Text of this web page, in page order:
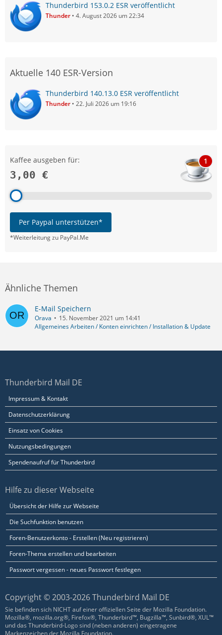
Thunderbird 153.0.2 ESR veröffentlicht
Thunder 4. August 2026 um 22:34
Aktuelle 140 ESR-Version
Thunderbird 140.13.0 ESR veröffentlicht
Thunder 22. Juli 2026 um 19:16
Kaffee ausgeben für:
3,00 €
1
Per Paypal unterstützen*
*Weiterleitung zu PayPal.Me
Ähnliche Themen
E-Mail Speichern
Orava
15. November 2021 um 14:41
Allgemeines Arbeiten / Konten einrichten / Installation & Update
Thunderbird Mail DE
Impressum & Kontakt
Datenschutzerklärung
Einsatz von Cookies
Nutzungsbedingungen
Spendenaufruf für Thunderbird
Hilfe zu dieser Webseite
Übersicht der Hilfe zur Webseite
Die Suchfunktion benutzen
Foren-Benutzerkonto - Erstellen (Neu registrieren)
Foren-Thema erstellen und bearbeiten
Passwort vergessen - neues Passwort festlegen
Copyright © 2003-2026 Thunderbird Mail DE
Sie befinden sich NICHT auf einer offiziellen Seite der Mozilla Foundation.
Mozilla®, mozilla.org®, Firefox®, Thunderbird™, Bugzilla™, Sunbird®, XUL™
und das Thunderbird-Logo sind (neben anderen) eingetragene
Markenzeichen der Mozilla Foundation.